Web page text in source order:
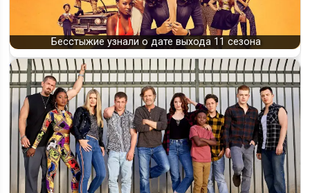
Бесстыжие узнали о дате выхода 11 сезона